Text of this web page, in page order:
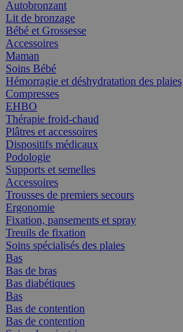
Autobronzant
Lit de bronzage
Bébé et Grossesse
Accessoires
Maman
Soins Bébé
Hémorragie et déshydratation des plaies
Compresses
EHBO
Thérapie froid-chaud
Plâtres et accessoires
Dispositifs médicaux
Podologie
Supports et semelles
Accessoires
Trousses de premiers secours
Ergonomie
Fixation, pansements et spray
Treuils de fixation
Soins spécialisés des plaies
Bas
Bas de bras
Bas diabétiques
Bas
Bas de contention
Bas de contention